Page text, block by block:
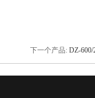
下一个产品: DZ-